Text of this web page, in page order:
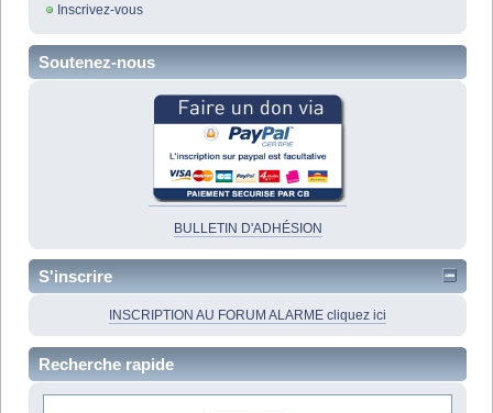
Inscrivez-vous
Soutenez-nous
BULLETIN D'ADHÉSION
S'inscrire
INSCRIPTION AU FORUM ALARME cliquez ici
Recherche rapide